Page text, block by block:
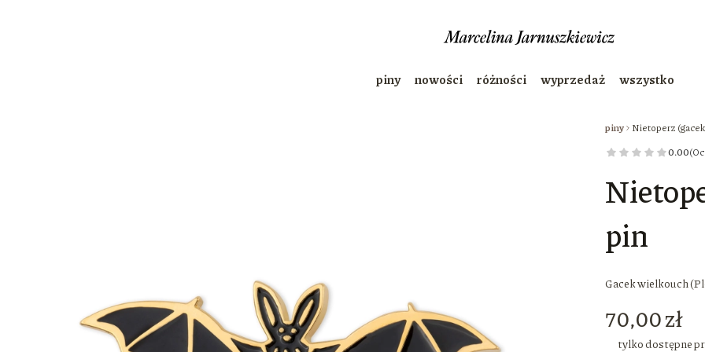
piny nowości różności wyprzedaż wszystko
piny
Nietoperz
0.00
pin
Gacek wielkouch
Cena
70,00 zł
tylko dostępne